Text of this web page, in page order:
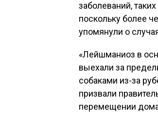
заболеваний,
поскольку более
упомянули о
«Лейшманиоз в
выехали за
собаками из-за
призвали
перемещении